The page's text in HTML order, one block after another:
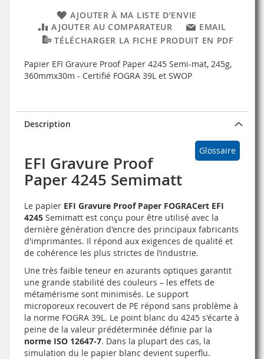
AJOUTER À MA LISTE D’ENVIE
AJOUTER AU COMPARATEUR
EMAIL
TÉLÉCHARGER LA FICHE PRODUIT EN PDF
Papier EFI Gravure Proof Paper 4245 Semi-mat, 245g,
360mmx30m - Certifié FOGRA 39L et SWOP
Description
Glossaire
EFI Gravure Proof
Paper 4245 Semimatt
Le papier EFI Gravure Proof Paper FOGRACert EFI
4245 Semimatt est conçu pour être utilisé avec la
dernière génération d'encre des principaux fabricants
d'imprimantes. Il répond aux exigences de qualité et
de cohérence les plus strictes de l’industrie.
Une très faible teneur en azurants optiques garantit
une grande stabilité des couleurs – les effets de
métamérisme sont minimisés. Le support
microporeux recouvert de PE répond sans problème à
la norme FOGRA 39L. Le point blanc du 4245 s'écarte à
peine de la valeur prédéterminée définie par la
norme ISO 12647-7. Dans la plupart des cas, la
simulation du le papier blanc devient superflu.